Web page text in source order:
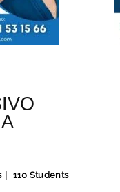
110 Students